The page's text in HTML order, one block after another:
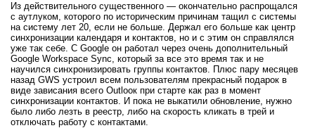
Из действительного существенного — окончательно распрощался
с аутлуком, которого по историческим причинам тащил с системы
на систему лет 20, если не больше. Держал его больше как центр
синхронизации календаря и контактов, но и с этим он справлялся
уже так себе. С Google он работал через очень дополнительный
Google Workspace Sync, который за все это время так и не
научился синхронизировать группы контактов. Плюс пару месяцев
назад GWS устроил всем пользователям прекрасный подарок в
виде зависания всего Outlooк при старте как раз в момент
синхронизации контактов. И пока не выкатили обновление, нужно
было либо лезть в реестр, либо на скорость кликать в трей и
отключать работу с контактами.